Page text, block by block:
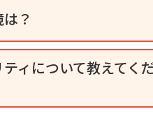
？
ィについて教えてく